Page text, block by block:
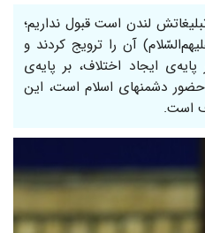
لندن است قبول نداریم؛
آن را ترویج کردند و
ایجاد اختلاف، بر پایه‌ی
دشمنهای اسلام است، این
است.